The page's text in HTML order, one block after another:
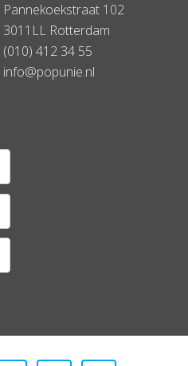
Pannekoekstraat 102
3011LL Rotterdam
(010) 412 34 55
info@popunie.nl